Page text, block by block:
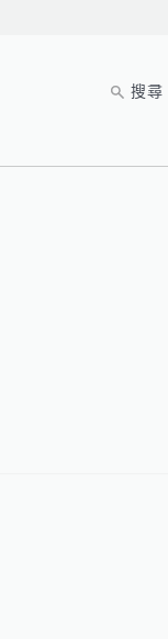
搜尋